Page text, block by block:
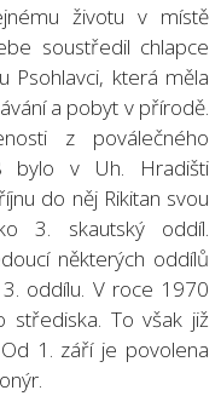
životu v místě
soustředil chlapce
Psohlavci, která měla
a pobyt v přírodě.
z poválečného
bylo v Uh. Hradišti
do něj Rikitan svou
3. skautský oddíl.
některých oddílů
oddílu. V roce 1970
střediska. To však již
1. září je povolena